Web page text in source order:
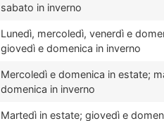
sabato in inverno
Lunedì, mercoledì, venerdì e
giovedì e domenica in inverno
Mercoledì e domenica in estate;
domenica in inverno
Martedì in estate; giovedì e